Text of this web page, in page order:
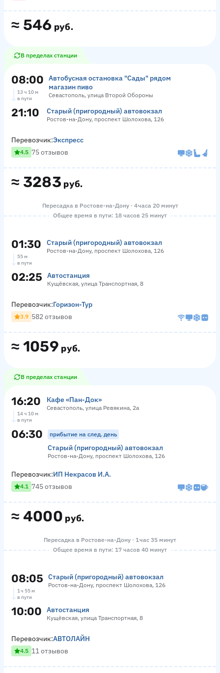
≈ 546 руб.
В пределах станции
08:00
Автобусная остановка "Сады" рядом
магазин пиво
Севастополь, улица Второй Обороны
13 ч 10 м
в пути
21:10 Старый (пригородный) автовокзал
Ростов-на-Дону, проспект Шолохова, 126
≈ 3283 руб.
Перевозчик:Экспресс
4.5 75 отзывов
Пересадка в Ростове-на-Дону · 4 часа 20 минут
Общее время в пути: 18 часов 25 минут
01:30 Старый (пригородный) автовокзал
Ростов-на-Дону, проспект Шолохова, 126
55 м
в пути
02:25 Автостанция
Кущёвская, улица Транспортная, 8
≈ 1059 руб.
Перевозчик:Горизон-Тур
3.9 582 отзывов
В пределах станции
16:20 Кафе «Пан-Док»
Севастополь, улица Ревякина, 2а
14 ч 10 м
в пути
06:30 прибытие на след. день
Старый (пригородный) автовокзал
Ростов-на-Дону, проспект Шолохова, 126
≈ 4000 руб.
Перевозчик:ИП Некрасов И.А.
4.1 745 отзывов
Пересадка в Ростове-на-Дону · 1 час 35 минут
Общее время в пути: 17 часов 40 минут
08:05 Старый (пригородный) автовокзал
Ростов-на-Дону, проспект Шолохова, 126
1 ч 55 м
в пути
10:00 Автостанция
Кущёвская, улица Транспортная, 8
Перевозчик:АВТОЛАЙН
4.5 11 отзывов